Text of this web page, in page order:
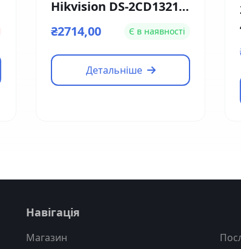
Hikvision DS-2CD1321-
I(F) (4мм)
₴2714,00 Є в наявності
Детальніше
Навігація
Магазин